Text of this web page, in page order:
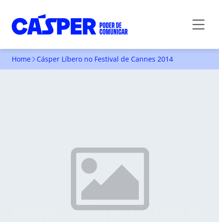
Home Cásper Líbero no Festival de Cannes 2014
CÁSPER LÍBERO NO FESTIVAL DE